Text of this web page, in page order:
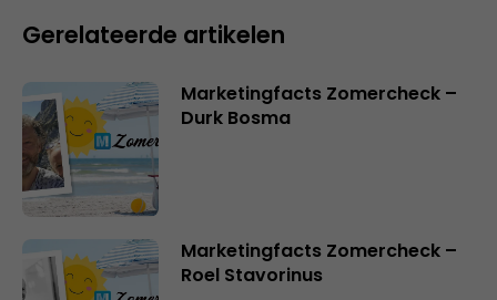
Gerelateerde artikelen
Marketingfacts Zomercheck –
Durk Bosma
Marketingfacts Zomercheck –
Roel Stavorinus